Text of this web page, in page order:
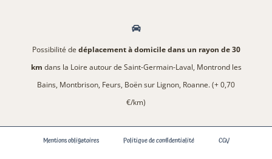
Possibilité de déplacement à domicile dans un rayon de 30
km dans la Loire autour de Saint-Germain-Laval, Montrond les
Bains, Montbrison, Feurs, Boën sur Lignon, Roanne. (+ 0,70
€/km)
Mentions obligatoires Politique de confidentialité CGV